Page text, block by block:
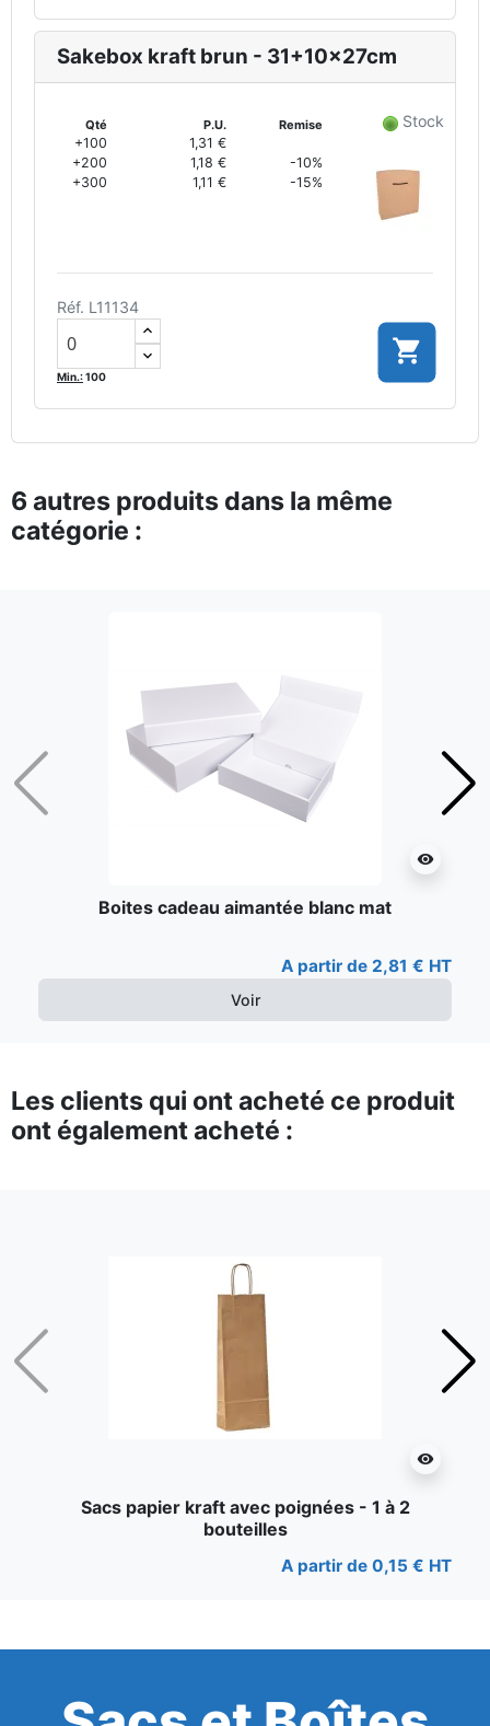
Sakebox kraft brun - 31+10x27cm
Qté P.U. Remise
+100
1,31 €
+200
1,18 €
-10%
+300
1,11 € -15%
Stock
Réf. L11134
Min.:100

6 autres produits dans la même
catégorie :
Précédent
visibility
Boites cadeau aimantée blanc mat
A partir de 2,81 € HT
Voir
Les clients qui ont acheté ce produit
ont également acheté :
Précédent
visibility
Sacs papier kraft avec poignées - 1 à 2
bouteilles
A partir de 0,15 € HT